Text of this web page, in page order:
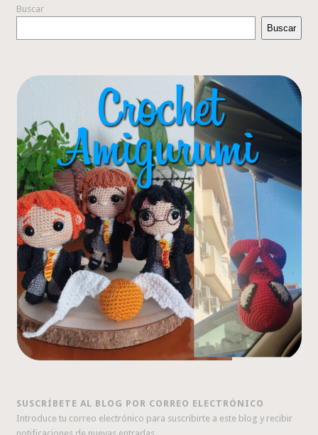
Buscar
Buscar
SUSCRÍBETE AL BLOG POR CORREO ELECTRÓNICO
Introduce tu correo electrónico para suscribirte a este blog y recibir